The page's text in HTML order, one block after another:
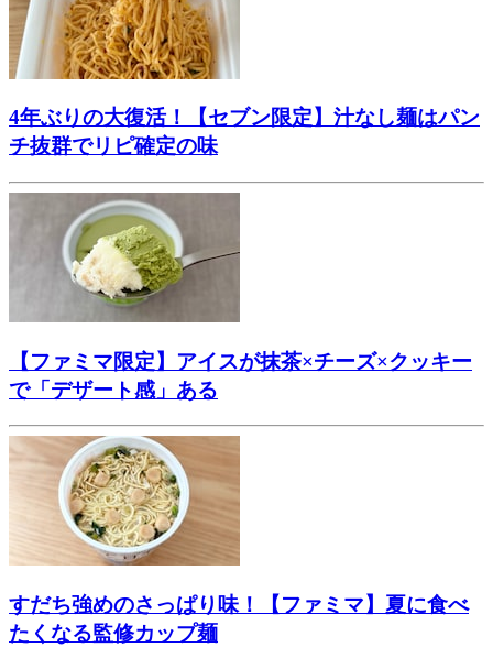
4年ぶりの大復活！【セブン限定】汁なし麺はパン
チ抜群でリピ確定の味
【ファミマ限定】アイスが抹茶×チーズ×クッキー
で「デザート感」ある
すだち強めのさっぱり味！【ファミマ】夏に食べ
たくなる監修カップ麺